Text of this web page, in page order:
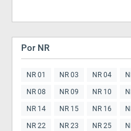
Por NR
NR 01 NR 03 NR 04
NR 08 NR 09 NR 10
NR 14 NR 15 NR 16
NR 22 NR 23 NR 25